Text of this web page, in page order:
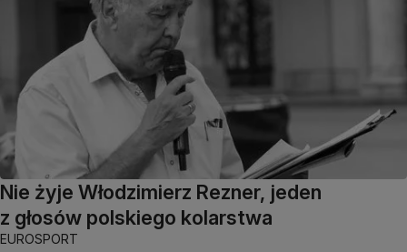
Nie żyje Włodzimierz Rezner, jeden
z głosów polskiego kolarstwa
EUROSPORT